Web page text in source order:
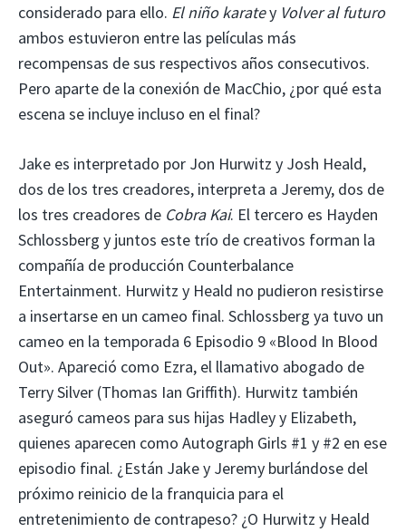
considerado para ello. El niño karatey Volver al futuro
ambos estuvieron entre las películas más
recompensas de sus respectivos años consecutivos.
Pero aparte de la conexión de MacChio, ¿por qué esta
escena se incluye incluso en el final?
Jake es interpretado por Jon Hurwitz y Josh Heald,
dos de los tres creadores, interpreta a Jeremy, dos de
los tres creadores de Cobra Kai. El tercero es Hayden
Schlossberg y juntos este trío de creativos forman la
compañía de producción Counterbalance
Entertainment. Hurwitz y Heald no pudieron resistirse
a insertarse en un cameo final. Schlossberg ya tuvo un
cameo en la temporada 6 Episodio 9 «Blood In Blood
Out». Apareció como Ezra, el llamativo abogado de
Terry Silver (Thomas Ian Griffith). Hurwitz también
aseguró cameos para sus hijas Hadley y Elizabeth,
quienes aparecen como Autograph Girls #1 y #2 en ese
episodio final. ¿Están Jake y Jeremy burlándose del
próximo reinicio de la franquicia para el
entretenimiento de contrapeso? ¿O Hurwitz y Heald